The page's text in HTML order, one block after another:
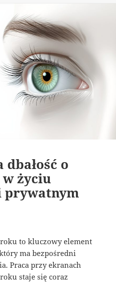
o
życiu
prywatnym
to kluczowy element
ma bezpośredni
Praca przy ekranach
staje się coraz